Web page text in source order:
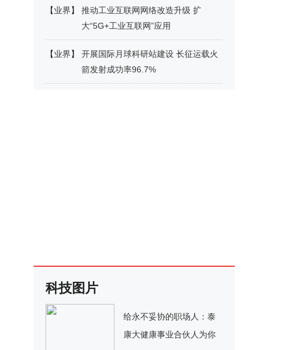
【业界】
推动工业互联网网络改造升级 扩
大“5G+工业互联网”应用
【业界】
开展国际月球科研站建设 长征运载火
箭发射成功率96.7%
科技图片
给永不妥协的职场人：泰
康大健康事业合伙人为你